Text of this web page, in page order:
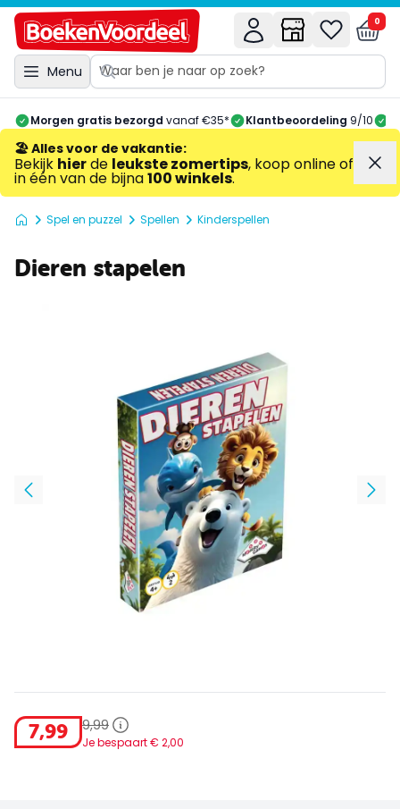
Menu
0
Morgen gratis bezorgd vanaf €35* Klantbeoordeling 9/10
🏖️ Alles voor de vakantie:
Bekijk hierde leukste zomertips, koop online of
in één van de bijna100 winkels.
Spel en puzzel Spellen Kinderspellen
Dieren stapelen
7,99 9,99
Je bespaart € 2,00